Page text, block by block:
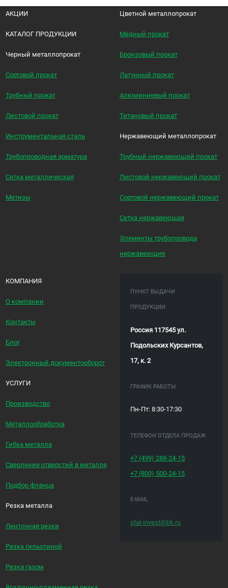
АКЦИИ
КАТАЛОГ ПРОДУКЦИИ
Черный металлопрокат
Сортовой прокат
Трубный прокат
Листовой прокат
Инструментальная сталь
Трубопроводная арматура
Сетка металлическая
Метизы
Цветной металлопрокат
Медный прокат
Бронзовый прокат
Латунный прокат
Алюминиевый прокат
Титановый прокат
Нержавеющий металлопрокат
Трубный нержавеющий прокат
Листовой нержавеющий прокат
Сортовой нержавеющий прокат
Сетка нержавеющая
Элементы трубопровода
нержавеющие
КОМПАНИЯ
О компании
Контакты
Блог
Электронный документооборот
УСЛУГИ
Производство
Металлообработка
Гибка металла
Сверление отверстий в металле
Подбор фланца
Резка металла
Ленточная резка
Резка гильотиной
Резка газом
ПУНКТ ВЫДАЧИ
ПРОДУКЦИИ
Россия 117545 ул.
Подольских Курсантов,
17, к. 2
ГРАФИК РАБОТЫ
Пн-Пт: 8:30-17:30
ТЕЛЕФОН ОТДЕЛА ПРОДАЖ
+7 (499) 288-24-15
+7 (800) 500-24-15
E-MAIL
stal-invest@bk.ru